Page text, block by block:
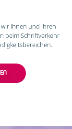
Ihnen und Ihren
beim Schriftverkehr